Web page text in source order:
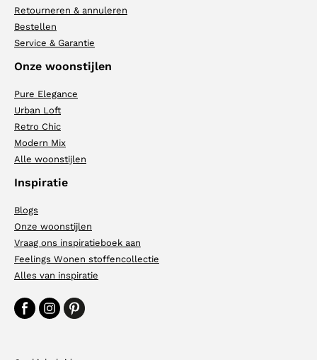
Retourneren & annuleren
Bestellen
Service & Garantie
Onze woonstijlen
Pure Elegance
Urban Loft
Retro Chic
Modern Mix
Alle woonstijlen
Inspiratie
Blogs
Onze woonstijlen
Vraag ons inspiratieboek aan
Feelings Wonen stoffencollectie
Alles van inspiratie